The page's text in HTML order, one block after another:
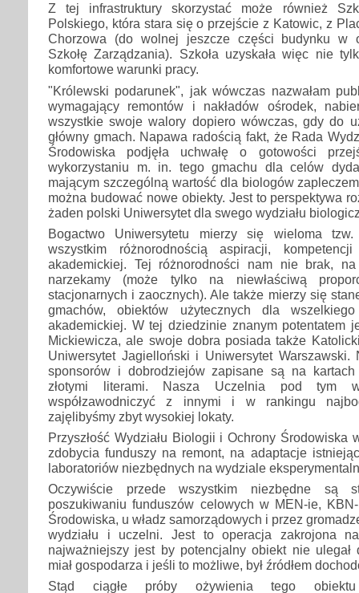
Z tej infrastruktury skorzystać może również
Polskiego, która stara się o przejście z Katowic, z
Chorzowa (do wolnej jeszcze części budynku w
Szkołę Zarządzania). Szkoła uzyskała więc nie
komfortowe warunki pracy.
"Królewski podarunek", jak wówczas nazwałam
wymagający remontów i nakładów ośrodek,
wszystkie swoje walory dopiero wówczas, gdy do
główny gmach. Napawa radością fakt, że Rada
Środowiska podjęła uchwałę o gotowości
wykorzystaniu m. in. tego gmachu dla celów
mającym szczególną wartość dla biologów
można budować nowe obiekty. Jest to perspektywa
żaden polski Uniwersytet dla swego wydziału
Bogactwo Uniwersytetu mierzy się wieloma tzw.
wszystkim różnorodnością aspiracji,
akademickiej. Tej różnorodności nam nie brak,
narzekamy (może tylko na niewłaściwą
stacjonarnych i zaocznych). Ale także mierzy się
gmachów, obiektów użytecznych dla
akademickiej. W tej dziedzinie znanym potentatem
Mickiewicza, ale swoje dobra posiada także
Uniwersytet Jagielloński i Uniwersytet Warszawski.
sponsorów i dobrodziejów zapisane są na
złotymi literami. Nasza Uczelnia pod tym
współzawodniczyć z innymi i w rankingu
zajęlibyśmy zbyt wysokiej lokaty.
Przyszłość Wydziału Biologii i Ochrony Środowiska
zdobycia funduszy na remont, na adaptacje
laboratoriów niezbędnych na wydziale
Oczywiście przede wszystkim niezbędne są
poszukiwaniu funduszów celowych w MEN-ie,
Środowiska, u władz samorządowych i przez
wydziału i uczelni. Jest to operacja zakrojona
najważniejszy jest by potencjalny obiekt nie ulegał
miał gospodarza i jeśli to możliwe, był źródłem
Stąd ciągłe próby ożywienia tego